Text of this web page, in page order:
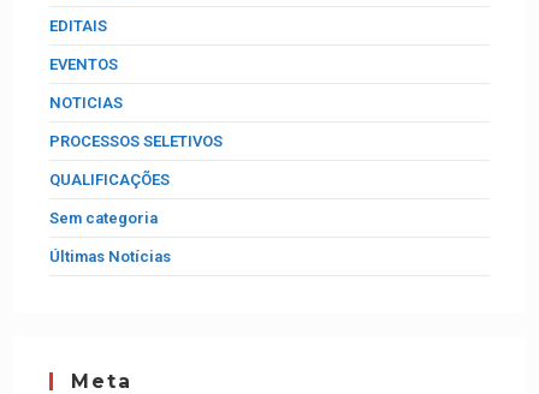
EDITAIS
EVENTOS
NOTICIAS
PROCESSOS SELETIVOS
QUALIFICAÇÕES
Sem categoria
Últimas Notícias
Meta